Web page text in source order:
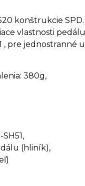
konštrukcie
vlastnosti
, pre jednostranné
380g,
(hliník),